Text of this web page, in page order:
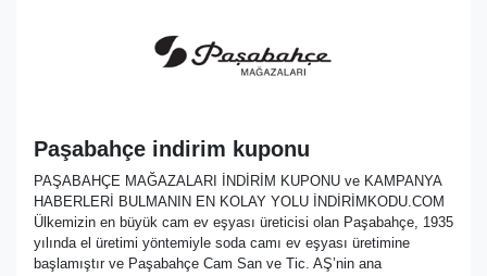
Paşabahçe indirim kuponu
PAŞABAHÇE MAĞAZALARI İNDİRİM KUPONU ve KAMPANYA
HABERLERİ BULMANIN EN KOLAY YOLU İNDİRİMKODU.COM
Ülkemizin en büyük cam ev eşyası üreticisi olan Paşabahçe, 1935
yılında el üretimi yöntemiyle soda camı ev eşyası üretimine
başlamıştır ve Paşabahçe Cam San ve Tic. AŞ’nin ana